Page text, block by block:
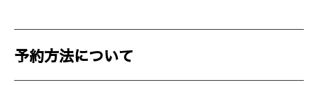
予約方法について